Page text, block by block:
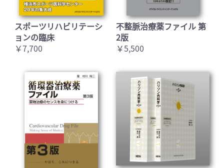
スポーツリハビリテーシ
ョンの臨床
￥7,700
不整脈治療薬ファイル 第
2版
￥5,500